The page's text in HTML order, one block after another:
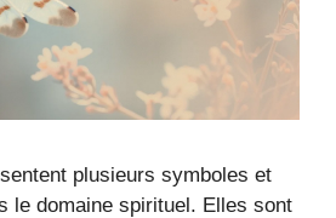
plusieurs symboles et
le domaine spirituel. Elles sont